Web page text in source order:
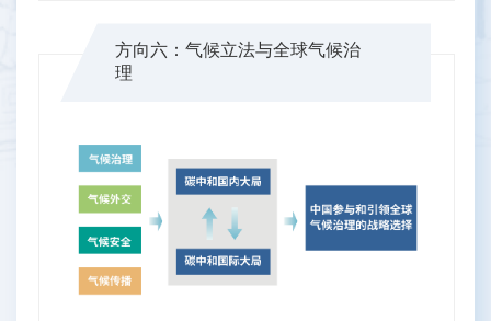
方向六：气候立法与全球气候治
理